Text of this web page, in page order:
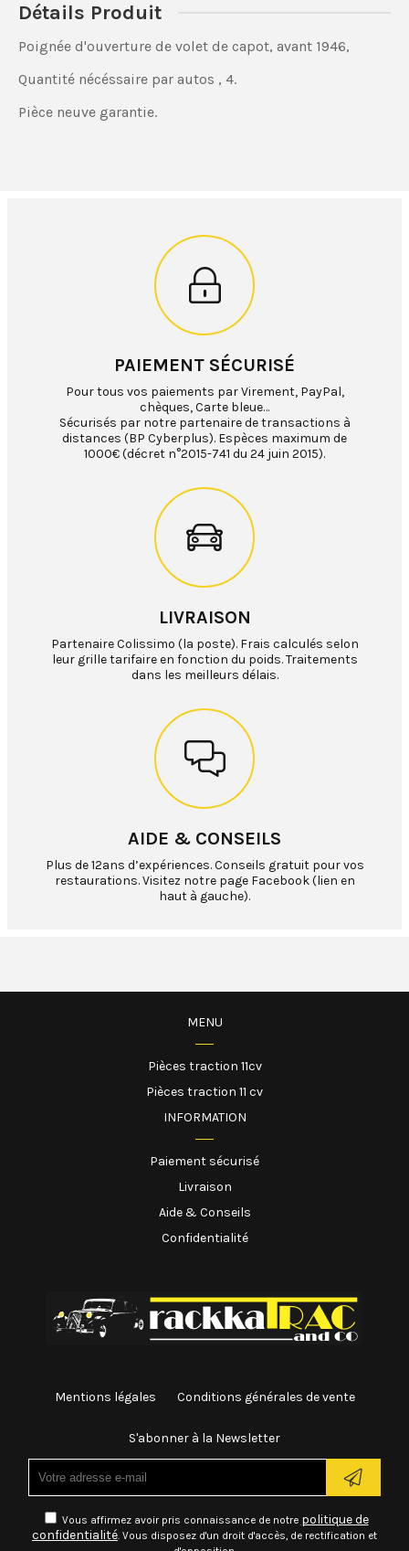
Détails Produit
Poignée d'ouverture de volet de capot, avant 1946,
Quantité nécéssaire par autos , 4.
Pièce neuve garantie.
PAIEMENT SÉCURISÉ
Pour tous vos paiements par Virement, PayPal,
chèques, Carte bleue…
Sécurisés par notre partenaire de transactions à
distances (BP Cyberplus). Espèces maximum de
1000€ (décret n°2015-741 du 24 juin 2015).
LIVRAISON
Partenaire Colissimo (la poste). Frais calculés selon
leur grille tarifaire en fonction du poids. Traitements
dans les meilleurs délais.
AIDE & CONSEILS
Plus de 12ans d’expériences. Conseils gratuit pour vos
restaurations. Visitez notre page Facebook (lien en
haut à gauche).
MENU
Pièces traction 11cv
Pièces traction 11 cv
INFORMATION
Paiement sécurisé
Livraison
Aide & Conseils
Confidentialité
Mentions légales Conditions générales de vente
S'abonner à la Newsletter
Vous affirmez avoir pris connaissance de notre politique de
confidentialité. Vous disposez d'un droit d'accès, de rectification et